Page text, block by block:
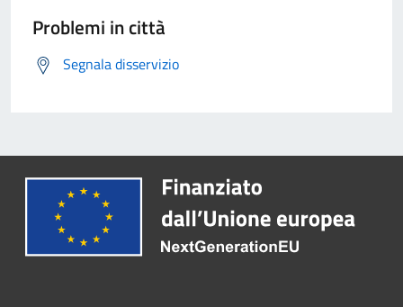
Problemi in città
Segnala disservizio